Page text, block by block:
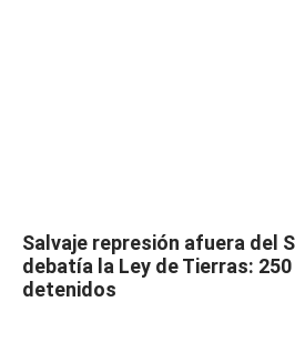
Salvaje represión afuera del
debatía la Ley de Tierras:
detenidos